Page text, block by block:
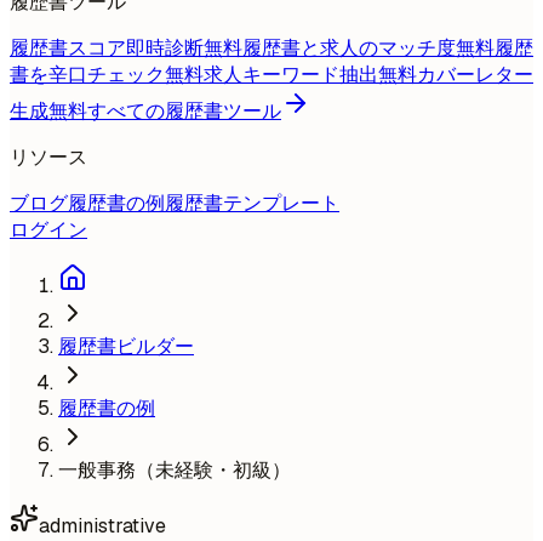
履歴書スコア即時診断無料履歴書と求人のマッチ度無料履歴
書を辛口チェック無料求人キーワード抽出無料カバーレター
生成無料すべての履歴書ツール
リソース
ブログ履歴書の例履歴書テンプレート
ログイン
履歴書ビルダー
履歴書の例
一般事務（未経験・初級）
administrative